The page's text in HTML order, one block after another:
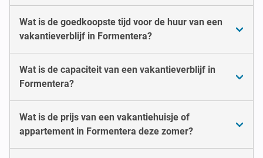
Wat is de goedkoopste tijd voor de huur van een
vakantieverblijf in Formentera?
Wat is de capaciteit van een vakantieverblijf in
Formentera?
Wat is de prijs van een vakantiehuisje of
appartement in Formentera deze zomer?